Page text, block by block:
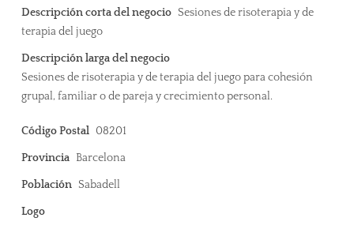
Descripción corta del negocio Sesiones de risoterapia y de
terapia del juego
Descripción larga del negocio
Sesiones de risoterapia y de terapia del juego para cohesión
grupal, familiar o de pareja y crecimiento personal.
Código Postal 08201
Provincia Barcelona
Población Sabadell
Logo